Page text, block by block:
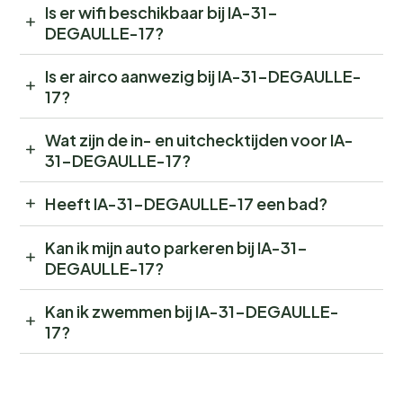
Is er wifi beschikbaar bij IA-31-
DEGAULLE-17?
Is er airco aanwezig bij IA-31-DEGAULLE-
17?
Wat zijn de in- en uitchecktijden voor IA-
31-DEGAULLE-17?
Heeft IA-31-DEGAULLE-17 een bad?
Kan ik mijn auto parkeren bij IA-31-
DEGAULLE-17?
Kan ik zwemmen bij IA-31-DEGAULLE-
17?